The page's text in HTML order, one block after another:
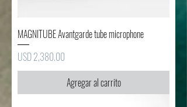
MAGNITUBE Avantgarde tube microphone
Precio
USD 2,380.00
Agregar al carrito